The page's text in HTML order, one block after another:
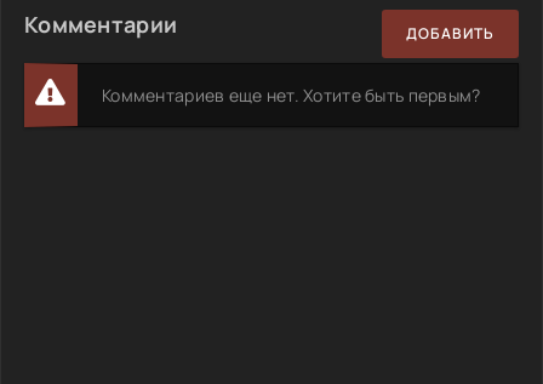
Комментарии ДОБАВИТЬ
Комментариев еще нет. Хотите быть первым?